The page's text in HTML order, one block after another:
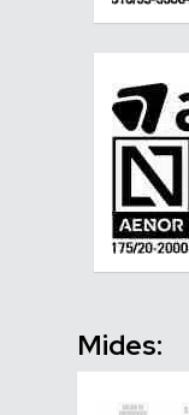
Mides: